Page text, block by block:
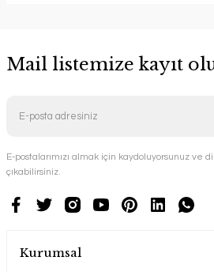
Mail listemize kayıt
E-postalarımızı almak için kaydoluyorsunuz
çıkabilirsiniz.
Kurumsal